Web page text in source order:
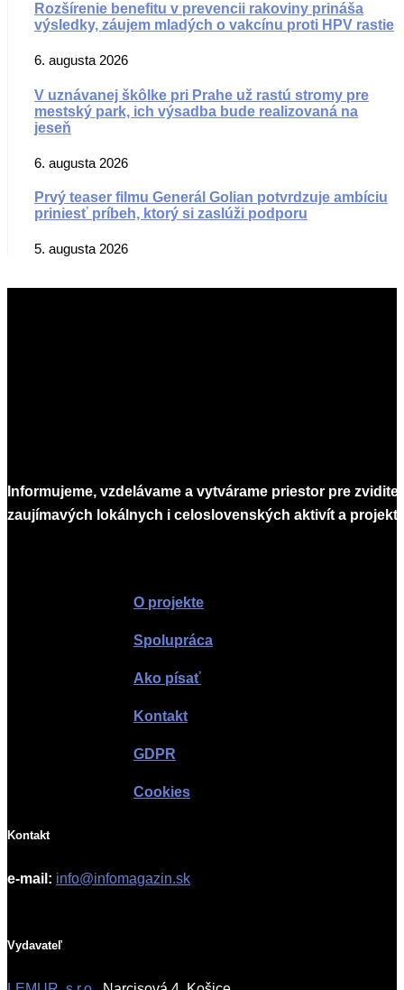
Rozšírenie benefitu v prevencii rakoviny prináša
výsledky, záujem mladých o vakcínu proti HPV rastie
6. augusta 2026
V uznávanej škôlke pri Prahe už rastú stromy pre
mestský park, ich výsadba bude realizovaná na
jeseň
6. augusta 2026
Prvý teaser filmu Generál Golian potvrdzuje ambíciu
priniesť príbeh, ktorý si zaslúži podporu
5. augusta 2026
Informujeme, vzdelávame a vytvárame priestor pre
zaujímavých lokálnych i celoslovenských aktivít a
O projekte
Spolupráca
Ako písať
Kontakt
GDPR
Cookies
Kontakt
e-mail: info@infomagazin.sk
Vydavateľ